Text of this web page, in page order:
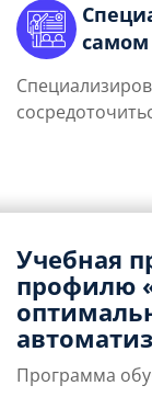
самом
Учебная
профилю
Программа